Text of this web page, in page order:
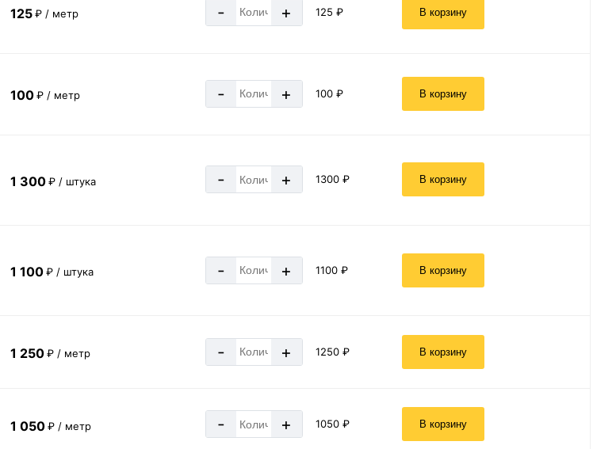
125 ₽ / метр - + 125 ₽ В корзину
100 ₽ / метр - + 100 ₽ В корзину
1 300 ₽ / штука - + 1300 ₽ В корзину
1 100 ₽ / штука - + 1100 ₽ В корзину
1 250 ₽ / метр - + 1250 ₽ В корзину
1 050 ₽ / метр - + 1050 ₽ В корзину